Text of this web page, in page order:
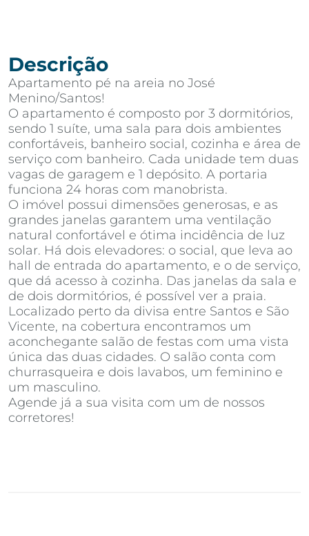
Descrição
Apartamento pé na areia no José
Menino/Santos!
O apartamento é composto por 3 dormitórios,
sendo 1 suíte, uma sala para dois ambientes
confortáveis, banheiro social, cozinha e área de
serviço com banheiro. Cada unidade tem duas
vagas de garagem e 1 depósito. A portaria
funciona 24 horas com manobrista.
O imóvel possui dimensões generosas, e as
grandes janelas garantem uma ventilação
natural confortável e ótima incidência de luz
solar. Há dois elevadores: o social, que leva ao
hall de entrada do apartamento, e o de serviço,
que dá acesso à cozinha. Das janelas da sala e
de dois dormitórios, é possível ver a praia.
Localizado perto da divisa entre Santos e São
Vicente, na cobertura encontramos um
aconchegante salão de festas com uma vista
única das duas cidades. O salão conta com
churrasqueira e dois lavabos, um feminino e
um masculino.
Agende já a sua visita com um de nossos
corretores!